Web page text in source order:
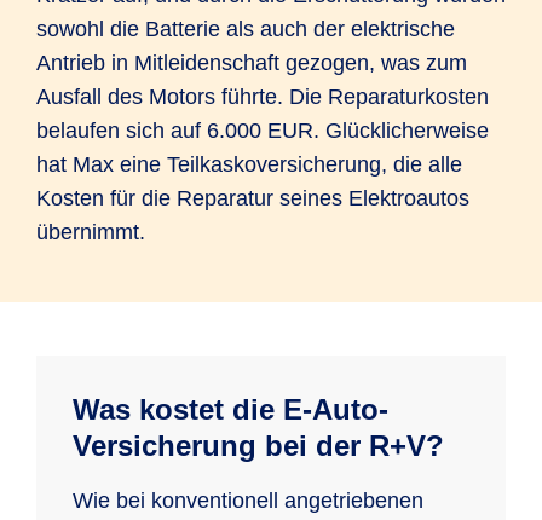
sowohl die Batterie als auch der elektrische
Antrieb in Mitleidenschaft gezogen, was zum
Ausfall des Motors führte. Die Reparaturkosten
belaufen sich auf 6.000 EUR. Glücklicherweise
hat Max eine Teilkaskoversicherung, die alle
Kosten für die Reparatur seines Elektroautos
übernimmt.
Was kostet die E-Auto-
Versicherung bei der R+V?
Wie bei konventionell angetriebenen